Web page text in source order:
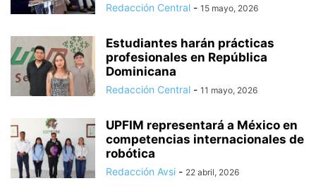
Redacción Central - 15 mayo, 2026
Estudiantes harán prácticas
profesionales en República
Dominicana
Redacción Central - 11 mayo, 2026
UPFIM representará a México en
competencias internacionales de
robótica
Redacción Avsi - 22 abril, 2026